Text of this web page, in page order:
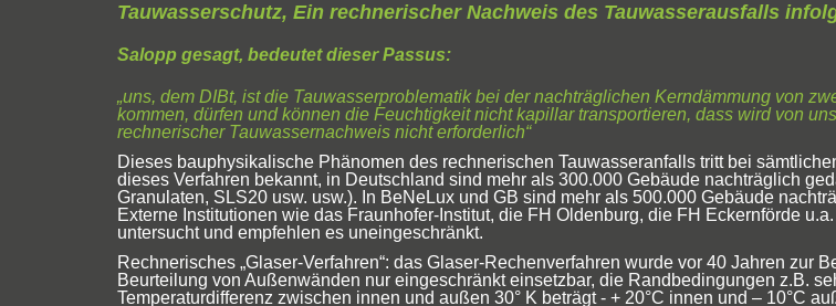
Tauwasserschutz, Ein rechnerischer Nachweis des Tauwasserausfalls
Salopp gesagt, bedeutet dieser Passus:
„uns, dem DIBt, ist die Tauwasserproblematik bei der nachträglichen Kerndämmung von
kommen, dürfen und können die Feuchtigkeit nicht kapillar transportieren, dass wird von
rechnerischer Tauwassernachweis nicht erforderlich“
Dieses bauphysikalische Phänomen des rechnerischen Tauwasseranfalls tritt bei
dieses Verfahren bekannt, in Deutschland sind mehr als 300.000 Gebäude nachträglich
Granulaten, SLS20 usw. usw.). In BeNeLux und GB sind mehr als 500.000 Gebäude
Externe Institutionen wie das Fraunhofer-Institut, die FH Oldenburg, die FH Eckernförde
untersucht und empfehlen es uneingeschränkt.
Rechnerisches „Glaser-Verfahren“: das Glaser-Rechenverfahren wurde vor 40 Jahren
Beurteilung von Außenwänden nur eingeschränkt einsetzbar, die Randbedingungen z.B.
Temperaturdifferenz zwischen innen und außen 30° K beträgt - + 20°C innen und – 10°C